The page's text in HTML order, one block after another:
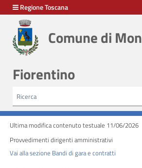
Regione Toscana
Comune di
Fiorentino
Ultima modifica contenuto testuale 11/06/2026
Provvedimenti dirigenti amministrativi
Vai alla sezione Bandi di gara e contratti
menu
Disposizioni
generali
Organizzazione
Consulenti
e
collaboratori
Personale